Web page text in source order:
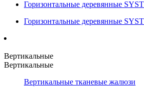
Горизонтальные деревянные
Горизонтальные деревянные
Вертикальные
Вертикальные
Вертикальные тканевые жалюзи